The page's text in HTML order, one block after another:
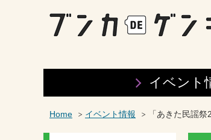
イベント
Home イベント情報 「あきた民謡